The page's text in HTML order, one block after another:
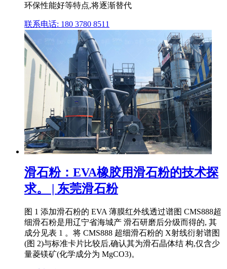
环保性能好等特点,将逐渐替代
联系电话: 180 3780 8511
滑石粉：EVA橡胶用滑石粉的技术探
求。 | 东莞滑石粉
图 1 添加滑石粉的 EVA 薄膜红外线透过谱图 CMS888超
细滑石粉是用辽宁省海城产 滑石研磨后分级而得的, 其
成分见表 1 。将 CMS888 超细滑石粉的 X射线衍射谱图
(图 2)与标准卡片比较后,确认其为滑石晶体结 构,仅含少
量菱镁矿(化学成分为 MgCO3)。